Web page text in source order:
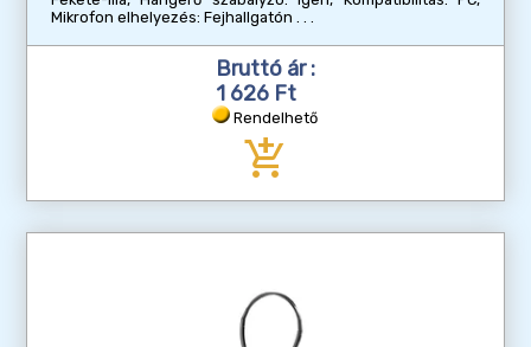
Mikrofon elhelyezés: Fejhallgatón
Bruttó ár :
1 626 Ft
Rendelhető
add_shopping_cart